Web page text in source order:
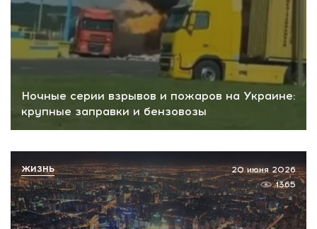
Ночные серии взрывов и пожаров на Украине:
крупные заправки и бензовозы
20 июня 2026
1365
ЖИЗНЬ